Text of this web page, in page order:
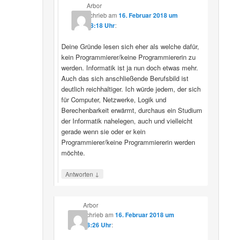
Arbor
schriebam16. Februar 2018 um
08:18 Uhr:
Deine Gründe lesen sich eher als welche dafür,
kein Programmierer/keine Programmiererin zu
werden. Informatik ist ja nun doch etwas mehr.
Auch das sich anschließende Berufsbild ist
deutlich reichhaltiger. Ich würde jedem, der sich
für Computer, Netzwerke, Logik und
Berechenbarkeit erwärmt, durchaus ein Studium
der Informatik nahelegen, auch und vielleicht
gerade wenn sie oder er kein
Programmierer/keine Programmiererin werden
möchte.
Antworten ↓
Arbor
schriebam 16. Februar 2018 um
08:26 Uhr: